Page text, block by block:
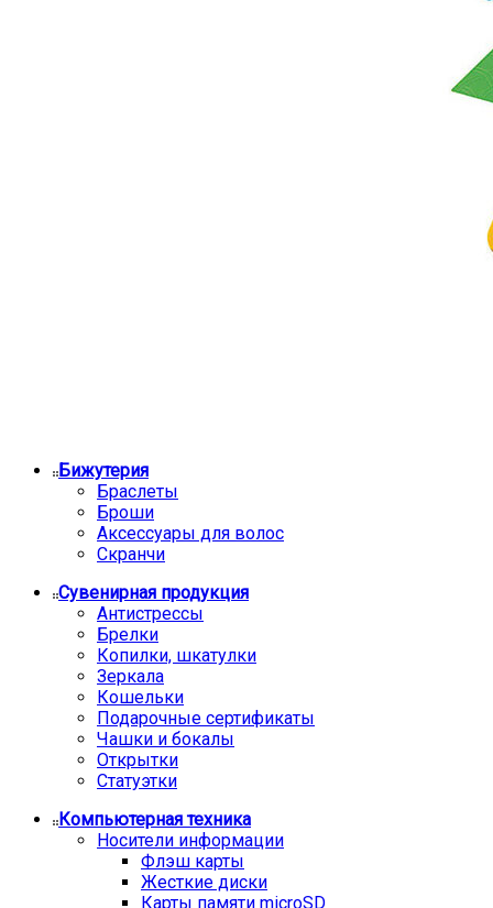
Бижутерия
Браслеты
Броши
Аксессуары для волос
Скранчи
Сувенирная продукция
Антистрессы
Брелки
Копилки, шкатулки
Зеркала
Кошельки
Подарочные сертификаты
Чашки и бокалы
Открытки
Статуэтки
Компьютерная техника
Носители информации
Флэш карты
Жесткие диски
Карты памяти microSD